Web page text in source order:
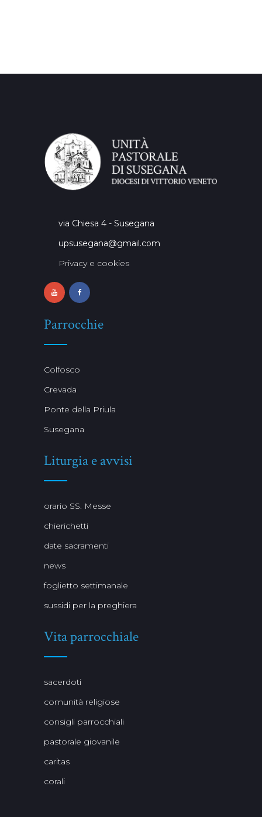
via Chiesa 4 - Susegana
upsusegana@gmail.com
Privacy e cookies
Parrocchie
Colfosco
Crevada
Ponte della Priula
Susegana
Liturgia e avvisi
orario SS. Messe
chierichetti
date sacramenti
news
foglietto settimanale
sussidi per la preghiera
Vita parrocchiale
sacerdoti
comunità religiose
consigli parrocchiali
pastorale giovanile
caritas
corali